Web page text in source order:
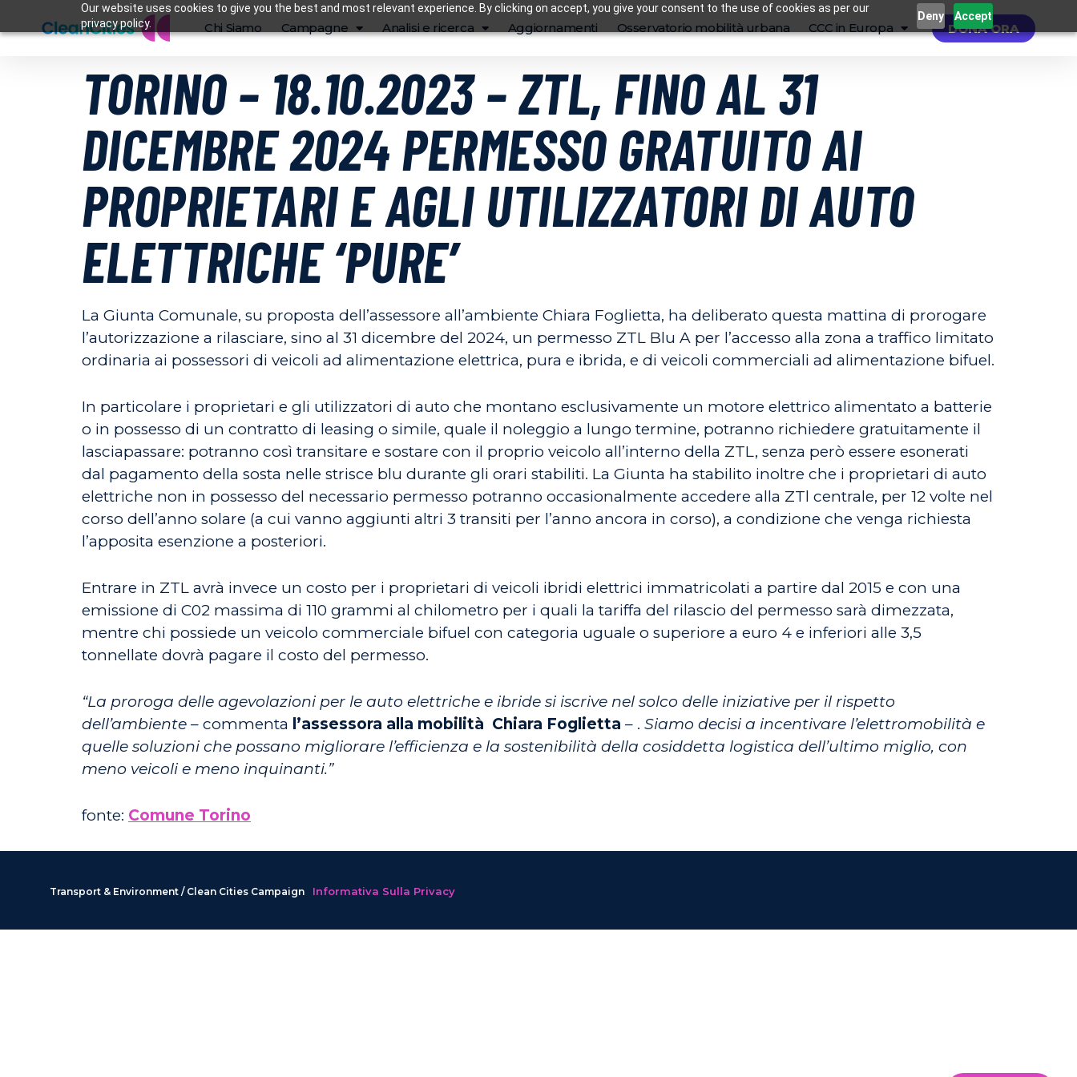
Our website uses cookies to give you the best and most relevant experience. By clicking on accept, you give your consent to the use of cookies as per our
privacy policy.
Deny Accept
Chi Siamo Campagne Analisi e ricerca Aggiornamenti Osservatorio mobilità urbana CCC in Europa DONA ORA
TORINO – 18.10.2023 – ZTL, FINO AL 31
DICEMBRE 2024 PERMESSO GRATUITO AI
PROPRIETARI E AGLI UTILIZZATORI DI AUTO
ELETTRICHE ‘PURE’
La Giunta Comunale, su proposta dell’assessore all’ambiente Chiara Foglietta, ha deliberato questa mattina di prorogare
l’autorizzazione a rilasciare, sino al 31 dicembre del 2024, un permesso ZTL Blu A per l’accesso alla zona a traffico limitato
ordinaria ai possessori di veicoli ad alimentazione elettrica, pura e ibrida, e di veicoli commerciali ad alimentazione bifuel.
In particolare i proprietari e gli utilizzatori di auto che montano esclusivamente un motore elettrico alimentato a batterie
o in possesso di un contratto di leasing o simile, quale il noleggio a lungo termine, potranno richiedere gratuitamente il
lasciapassare: potranno così transitare e sostare con il proprio veicolo all’interno della ZTL, senza però essere esonerati
dal pagamento della sosta nelle strisce blu durante gli orari stabiliti. La Giunta ha stabilito inoltre che i proprietari di auto
elettriche non in possesso del necessario permesso potranno occasionalmente accedere alla ZTl centrale, per 12 volte nel
corso dell’anno solare (a cui vanno aggiunti altri 3 transiti per l’anno ancora in corso), a condizione che venga richiesta
l’apposita esenzione a posteriori.
Entrare in ZTL avrà invece un costo per i proprietari di veicoli ibridi elettrici immatricolati a partire dal 2015 e con una
emissione di C02 massima di 110 grammi al chilometro per i quali la tariffa del rilascio del permesso sarà dimezzata,
mentre chi possiede un veicolo commerciale bifuel con categoria uguale o superiore a euro 4 e inferiori alle 3,5
tonnellate dovrà pagare il costo del permesso.
“La proroga delle agevolazioni per le auto elettriche e ibride si iscrive nel solco delle iniziative per il rispetto
dell’ambiente – commenta l’assessora alla mobilità Chiara Foglietta – . Siamo decisi a incentivare l’elettromobilità e
quelle soluzioni che possano migliorare l’efficienza e la sostenibilità della cosiddetta logistica dell’ultimo miglio, con
meno veicoli e meno inquinanti.”
fonte: Comune Torino
Transport & Environment / Clean Cities Campaign Informativa Sulla Privacy